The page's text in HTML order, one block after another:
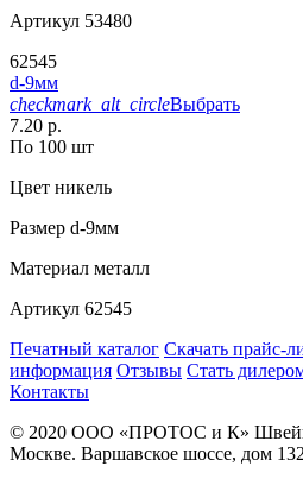
Артикул 53480
62545
d-9мм
checkmark_alt_circleВыбрать
7.20 р.
По 100 шт
Цвет никель
Размер d-9мм
Материал металл
Артикул 62545
Печатный каталог Скачать прайс-
информация Отзывы Стать
Контакты
© 2020 ООО «ПРОТОС и К»
Москве. Варшавское шоссе, дом